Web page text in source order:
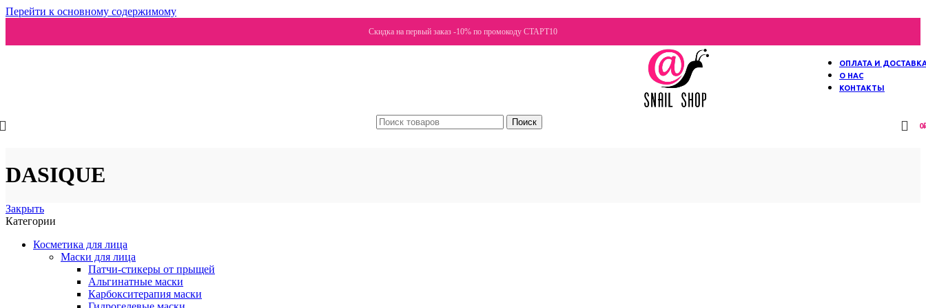
Перейти к основному содержимому
Скидка на первый заказ -10% по промокоду СТАРТ10
ОПЛАТА И
О НАС
КОНТАКТЫ
Поиск 0
DASIQUE
Закрыть
Категории
Косметика для лица
Маски для лица
Патчи-стикеры от прыщей
Альгинатные маски
Карбокситерапия маски